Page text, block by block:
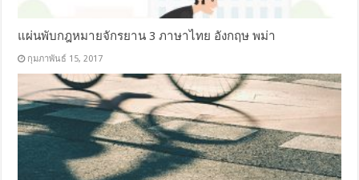
แผ่นพับกฎหมายจักรยาน 3 ภาษาไทย อังกฤษ พม่า
กุมภาพันธ์ 15, 2017